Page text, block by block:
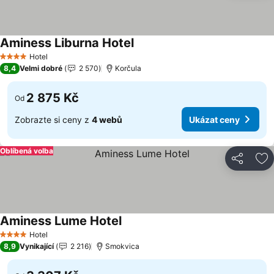
4 Počet hvězdiček
Hotel
Aminess Liburna HotelUkázat ceny
8,4 Velmi dobré 2 570 Korčula
Od 2 875 Kč
Zobrazte si ceny z 4 webů Ukázat ceny
Sdílet
Oblíbená volba
4 Počet hvězdiček
Hotel
Aminess Lume HotelUkázat ceny
8,9 Vynikající 2 216 Smokvica